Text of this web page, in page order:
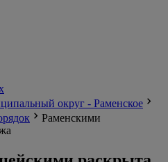
округ - Раменское
Раменскими